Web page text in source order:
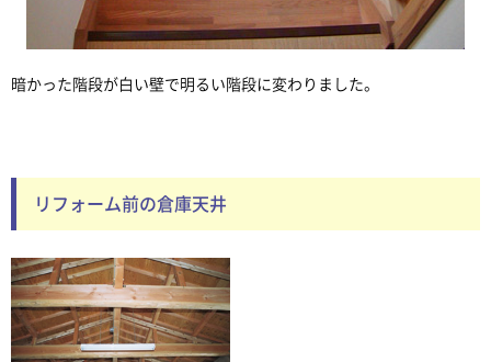
暗かった階段が白い壁で明るい階段に変わりました。
リフォーム前の倉庫天井